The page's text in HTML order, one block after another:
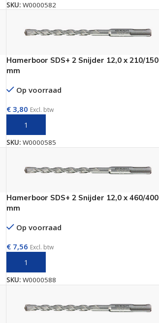
SKU:W0000582
Hamerboor SDS+ 2 Snijder 12,0 x 210/150
mm
Op voorraad
€ 3,80 Excl. btw
TOEVOEGEN AAN WINKELWAGEN
SKU:W0000585
Hamerboor SDS+ 2 Snijder 12,0 x 460/400
mm
Op voorraad
€ 7,56 Excl. btw
TOEVOEGEN AAN WINKELWAGEN
SKU:W0000588